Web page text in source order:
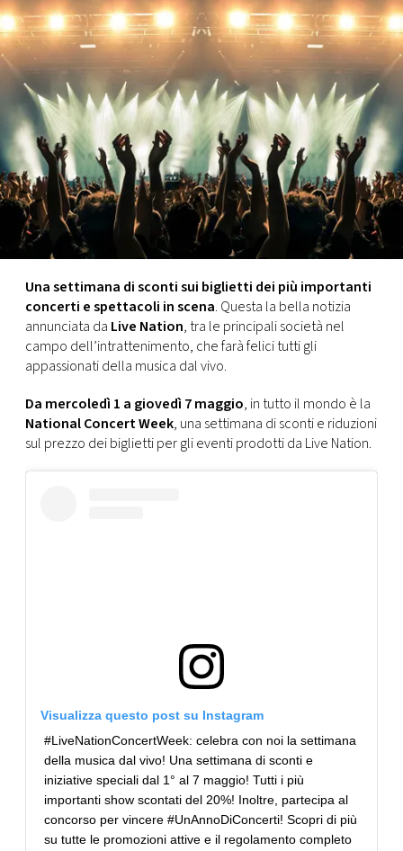
CONCORSI
EVENTI
VIDEO
TV
PRINCIPATO
DI
MONACO
RMC
CONSIGLIA
Una settimana di sconti sui biglietti dei più importanti
concerti e spettacoli in scena. Questa la bella notizia
annunciata da Live Nation, tra le principali società nel
campo dell’intrattenimento, che farà felici tutti gli
appassionati della musica dal vivo.
Da mercoledì 1 a giovedì 7 maggio, in tutto il mondo è la
National Concert Week, una settimana di sconti e riduzioni
sul prezzo dei biglietti per gli eventi prodotti da Live Nation.
Visualizza questo post su Instagram
#LiveNationConcertWeek: celebra con noi la settimana
della musica dal vivo! Una settimana di sconti e
iniziative speciali dal 1° al 7 maggio! Tutti i più
importanti show scontati del 20%! Inoltre, partecipa al
concorso per vincere #UnAnnoDiConcerti! Scopri di più
su tutte le promozioni attive e il regolamento completo